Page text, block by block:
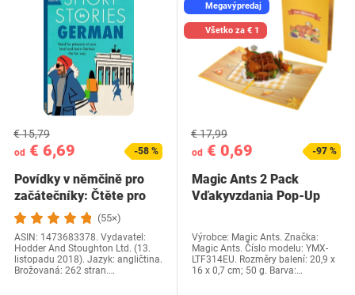
od € 6,69
€ 15,79
-58 %
Povídky v němčině pro
začátečníky: Čtěte pro
radost na své…(55×)
ASIN: 1473683378. Vydavatel:
Hodder And Stoughton Ltd. (13.
listopadu 2018). Jazyk: angličtina.
Brožovaná: 262 stran.…
Megavýpredaj
Všetko za € 1
od € 0,69
€ 17,99
-97 %
Magic Ants 2 Pack
Vďakyvzdania Pop-Up
Výrobce: Magic Ants. Značka:
Magic Ants. Číslo modelu: YMX-
LTF314EU. Rozměry balení: 20,9 x
16 x 0,7 cm; 50 g. Barva:…